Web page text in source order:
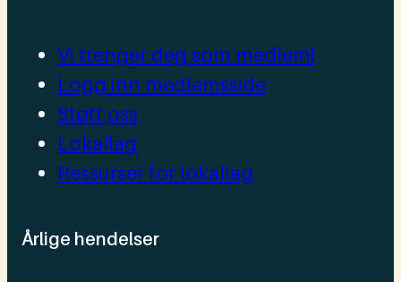
Vi trenger deg som medlem!
Logg inn medlemsside
Støtt oss
Lokallag
Ressurser for lokallag
Årlige hendelser